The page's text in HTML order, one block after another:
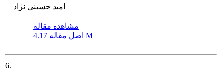
امید حسینی نژاد
مشاهده مقاله
اصل مقاله 4.17 M
6.